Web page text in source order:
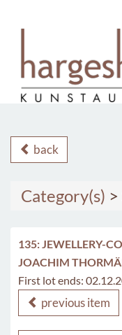
back
Category(s) >
135: JEWELLERY-
JOACHIM
First lot ends:
previous item